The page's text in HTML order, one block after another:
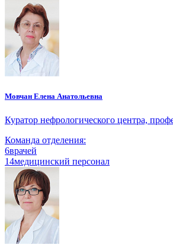
Мовчан Елена Анатольевна
Куратор нефрологического центра,
Команда отделения:
6врачей
14медицинский персонал